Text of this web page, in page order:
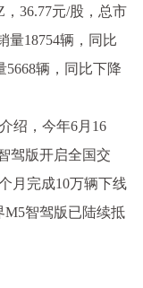
，36.77元/股，总市
量18754辆，同比
5668辆，同比下降
绍，今年6月16
驾版开启全国交
月完成10万辆下线
M5智驾版已陆续抵